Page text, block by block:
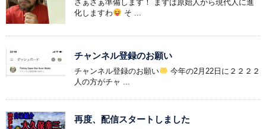
さぁさぁ準備します！ まずは原始人から現代人に進
化しますわ
そ ...
チャンネル登録のお願い
チャンネル登録のお願い
今年の2月22日に２２２２
人の方がチャ ...
再度、配信スタートしました